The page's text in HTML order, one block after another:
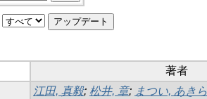
著者
江田, 真毅; 松井, 章; まつい, あきら